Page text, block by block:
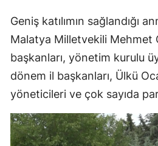
Geniş katılımın sağlandığı
Malatya Milletvekili Mehmet
başkanları, yönetim kurulu
dönem il başkanları, Ülkü
yöneticileri ve çok sayıda